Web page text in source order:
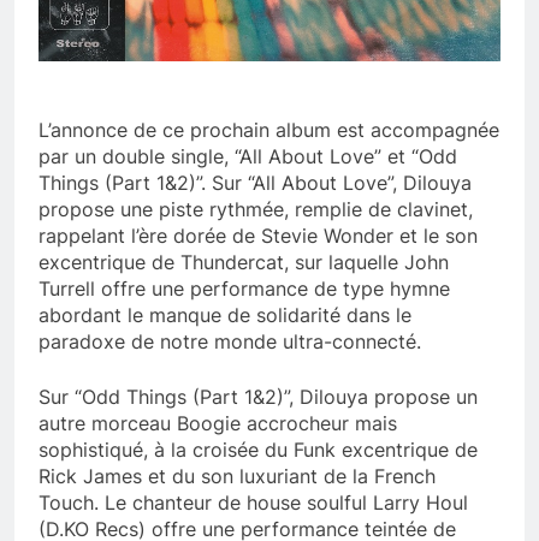
L’annonce de ce prochain album est accompagnée
par un double single, “All About Love” et “Odd
Things (Part 1&2)”. Sur “All About Love”, Dilouya
propose une piste rythmée, remplie de clavinet,
rappelant l’ère dorée de Stevie Wonder et le son
excentrique de Thundercat, sur laquelle John
Turrell offre une performance de type hymne
abordant le manque de solidarité dans le
paradoxe de notre monde ultra-connecté.
Sur “Odd Things (Part 1&2)”, Dilouya propose un
autre morceau Boogie accrocheur mais
sophistiqué, à la croisée du Funk excentrique de
Rick James et du son luxuriant de la French
Touch. Le chanteur de house soulful Larry Houl
(D.KO Recs) offre une performance teintée de